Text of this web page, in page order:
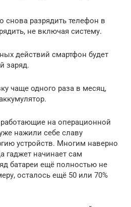
снова разрядить телефон в
не включая систему.
действий смартфон будет
заряд.
чаще одного раза в месяц,
на операционной
нажили себе славу
устройств. Многим наверно
гаджет начинает сам
батареи ещё полностью не
осталось ещё 50 или 70%